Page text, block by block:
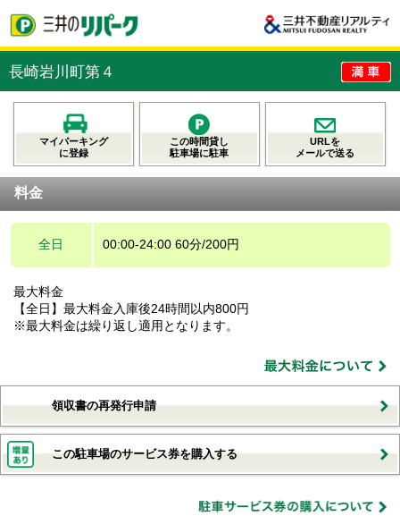
長崎岩川町第４
マイパーキング
に登録
この時間貸し
駐車場に駐車
URLを
メールで送る
料金
全日 00:00-24:00 60分/200円
最大料金
【全日】最大料金入庫後24時間以内800円
※最大料金は繰り返し適用となります。
領収書の再発行申請
この駐車場のサービス券を購入する